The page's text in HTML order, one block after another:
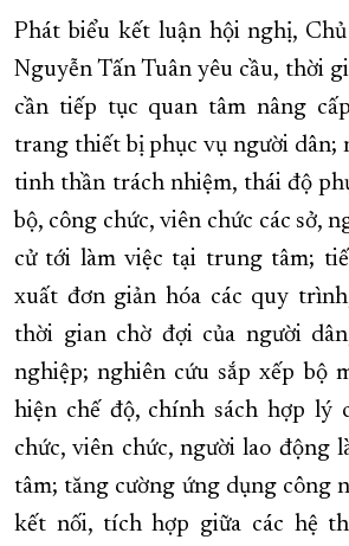
Phát biểu kết luận hội nghị,
Nguyễn Tấn Tuân yêu cầu, thời
cần tiếp tục quan tâm nâng
trang thiết bị phục vụ người dân;
tinh thần trách nhiệm, thái độ
bộ, công chức, viên chức các sở,
cử tới làm việc tại trung tâm;
xuất đơn giản hóa các quy
thời gian chờ đợi của người
nghiệp; nghiên cứu sắp xếp bộ
hiện chế độ, chính sách hợp lý
chức, viên chức, người lao động
tâm; tăng cường ứng dụng công
kết nối, tích hợp giữa các hệ